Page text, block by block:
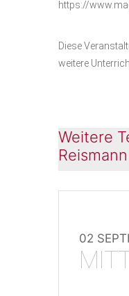
https://
Diese
weitere
Weitere
Reismann
02